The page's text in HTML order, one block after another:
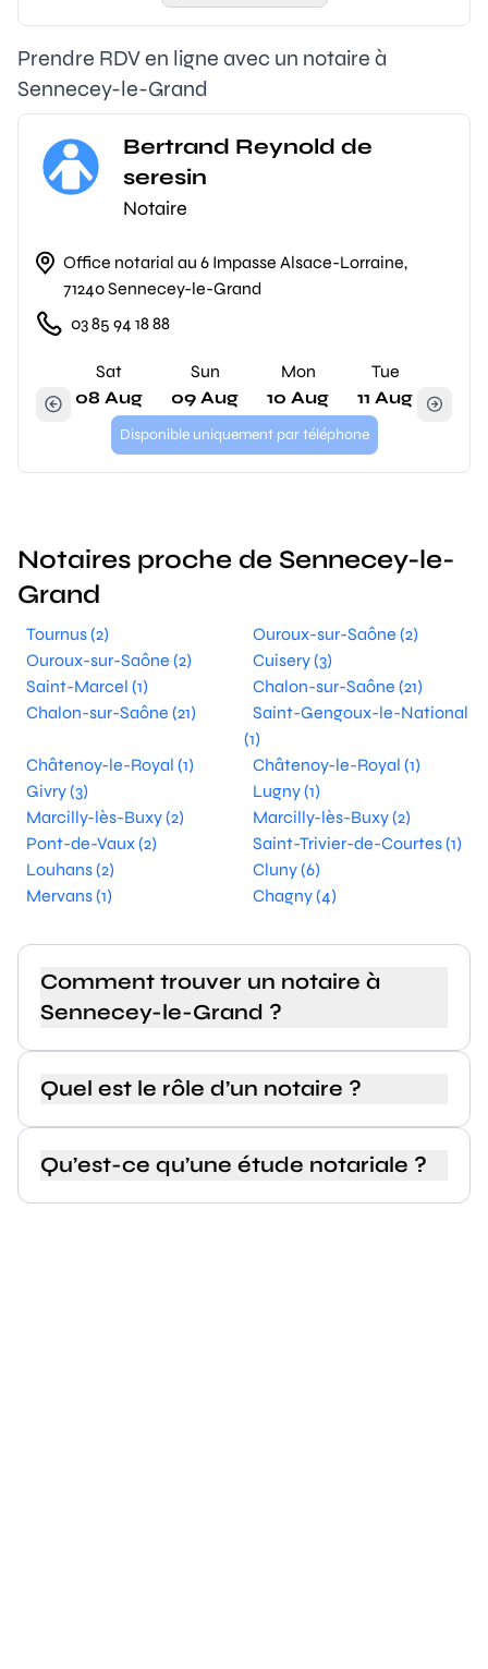
Prendre RDV en ligne avec un notaire à
Sennecey-le-Grand
Bertrand Reynold de
seresin
Notaire
Office notarial au 6 Impasse Alsace-Lorraine,
71240 Sennecey-le-Grand
03 85 94 18 88
Sat
08 Aug
Sun
09 Aug
Mon
10 Aug
Tue
11 Aug
Disponible uniquement par téléphone
Notaires proche de Sennecey-le-
Grand
Tournus (2)
Ouroux-sur-Saône (2)
Ouroux-sur-Saône (2)
Cuisery (3)
Saint-Marcel (1)
Chalon-sur-Saône (21)
Chalon-sur-Saône (21)
Saint-Gengoux-le-National
(1)
Châtenoy-le-Royal (1)
Châtenoy-le-Royal (1)
Givry (3)
Lugny (1)
Marcilly-lès-Buxy (2)
Marcilly-lès-Buxy (2)
Pont-de-Vaux (2)
Saint-Trivier-de-Courtes (1)
Louhans (2)
Cluny (6)
Mervans (1)
Chagny (4)
Comment trouver un notaire à
Sennecey-le-Grand ?
Quel est le rôle d’un notaire ?
Qu’est-ce qu’une étude notariale ?